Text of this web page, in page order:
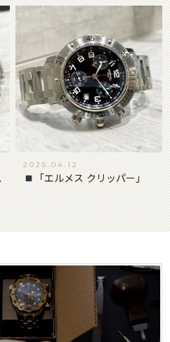
2025.04.12
「エルメス クリッパー」